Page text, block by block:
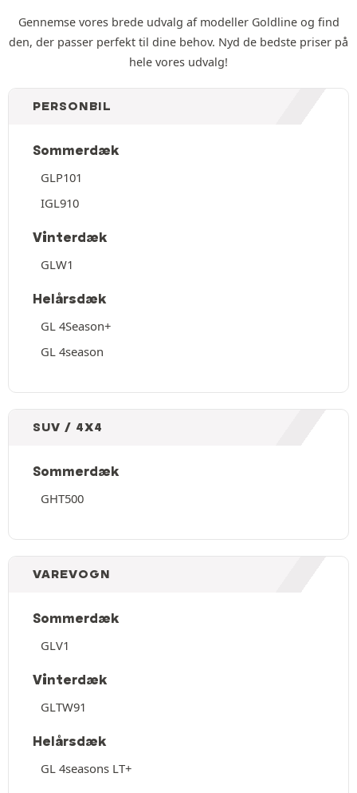
Gennemse vores brede udvalg af modeller Goldline og find
den, der passer perfekt til dine behov. Nyd de bedste priser på
hele vores udvalg!
PERSONBIL
Sommerdæk
GLP101
IGL910
Vinterdæk
GLW1
Helårsdæk
GL 4Season+
GL 4season
SUV / 4X4
Sommerdæk
GHT500
VAREVOGN
Sommerdæk
GLV1
Vinterdæk
GLTW91
Helårsdæk
GL 4seasons LT+